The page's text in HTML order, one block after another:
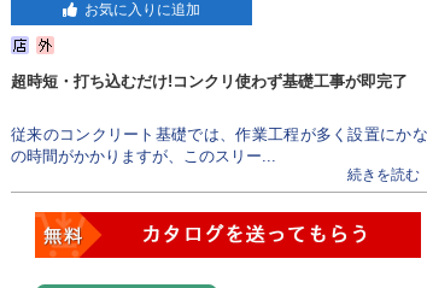
お気に入りに追加
超時短・打ち込むだけ!コンクリ使わず基礎工事が即完了
従来のコンクリート基礎では、作業工程が多く設置にか
の時間がかかりますが、このスリー...
続きを読む